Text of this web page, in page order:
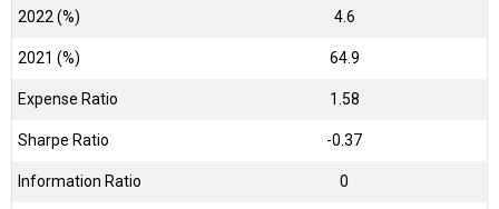
2022 (%) 4.6
2021 (%) 64.9
Expense Ratio 1.58
Sharpe Ratio -0.37
Information Ratio 0